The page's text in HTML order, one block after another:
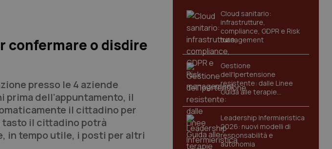
confermare o disdire
presso le 4 aziende
prima dell’appuntamento, il
il cittadino per
tasto il cittadino potrà
in tempo utile, i posti per altri
Cloud sanitario:
infrastrutture,
compliance, GDPR e Risk
management
Gestione
dell'Ipertensione
resistente: dalle Linee
Guida alle terapie
innovative
Leadership Infermieristica
2026: nuovi modelli di
responsabilità e
autonomia